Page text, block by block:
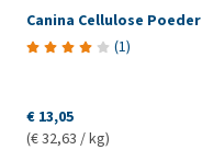
Canina Cellulose Poeder
(1)
€ 13,05
(€ 32,63 / kg)